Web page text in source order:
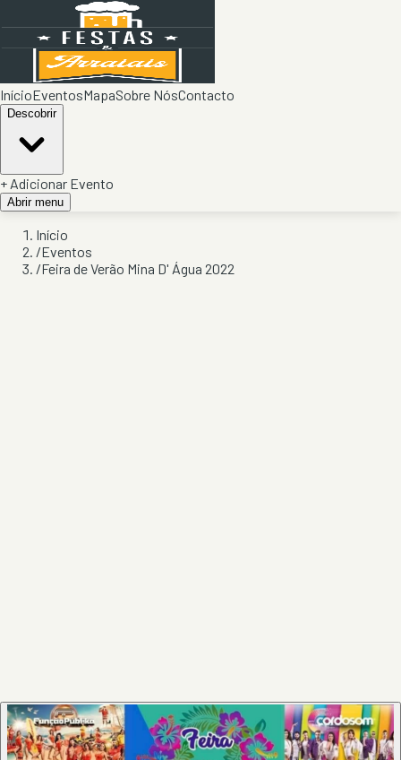
InícioEventosMapaSobre NósContacto
Descobrir
+ Adicionar Evento
Abrir menu
Início
/Eventos
/Feira de Verão Mina D' Água 2022